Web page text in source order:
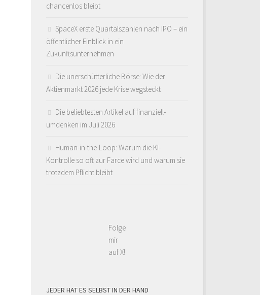
chancenlos bleibt
SpaceX erste Quartalszahlen nach IPO – ein
öffentlicher Einblick in ein
Zukunftsunternehmen
Die unerschütterliche Börse: Wie der
Aktienmarkt 2026 jede Krise wegsteckt
Die beliebtesten Artikel auf finanziell-
umdenken im Juli 2026
Human-in-the-Loop: Warum die KI-
Kontrolle so oft zur Farce wird und warum sie
trotzdem Pflicht bleibt
Folge
mir
auf X!
JEDER HAT ES SELBST IN DER HAND